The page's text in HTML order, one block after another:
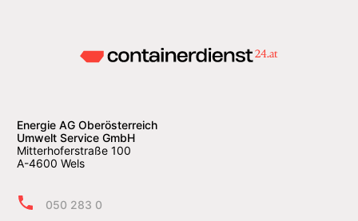
Energie AG Oberösterreich
Umwelt Service GmbH
Mitterhoferstraße 100
A-4600 Wels
050 283 0